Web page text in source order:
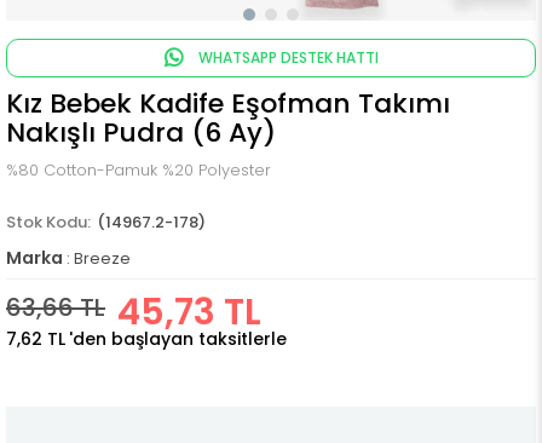
WHATSAPP DESTEK HATTI
Kız Bebek Kadife Eşofman Takımı
Nakışlı Pudra (6 Ay)
%80 Cotton-Pamuk %20 Polyester
(14967.2-178)
Marka : Breeze
63,66 TL 45,73 TL
7,62 TL 'den başlayan taksitlerle